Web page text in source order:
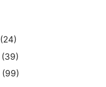
(24)
(39)
(99)